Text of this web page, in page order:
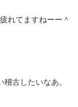
れてますねーー＾
古したいなあ。